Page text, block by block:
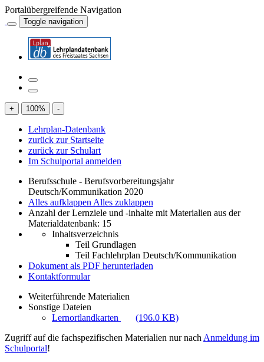
Portalübergreifende Navigation
Toggle navigation
+ 100% -
Lehrplan-Datenbank
zurück zur Startseite
zurück zur Schulart
Im Schulportal anmelden
Berufsschule - Berufsvorbereitungsjahr
Deutsch/Kommunikation 2020
Alles aufklappen Alles zuklappen
Anzahl der Lernziele und -inhalte mit Materialien aus der
Materialdatenbank: 15
Inhaltsverzeichnis
Teil Grundlagen
Teil Fachlehrplan Deutsch/Kommunikation
Dokument als PDF herunterladen
Kontaktformular
Weiterführende Materialien
Sonstige Dateien
Lernortlandkarten
(196.0 KB)
Zugriff auf die fachspezifischen Materialien nur nach Anmeldung im
Schulportal!